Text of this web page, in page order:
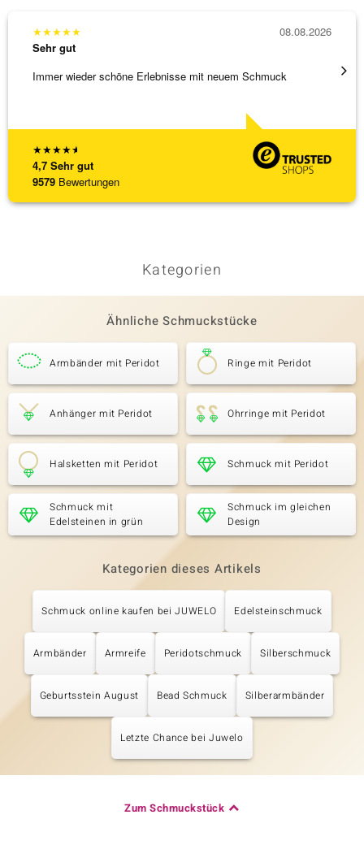
★★★★★
4,7 Sehr gut
9579 Bewertungen
★★★★★
Sehr gut
Immer wieder schöne Erlebnisse mit neuem Schmuck
08.08.2026
Kategorien
Ähnliche Schmuckstücke
Armbänder mit Peridot Ringe mit Peridot
Anhänger mit Peridot Ohrringe mit Peridot
Halsketten mit Peridot Schmuck mit Peridot
Schmuck mit
Edelsteinen in grün
Schmuck im gleichen
Design
Kategorien dieses Artikels
Schmuck online kaufen bei JUWELO Edelsteinschmuck
Armbänder Armreife Peridotschmuck Silberschmuck
Geburtsstein August Bead Schmuck Silberarmbänder
Letzte Chance bei Juwelo
Zum Schmuckstück